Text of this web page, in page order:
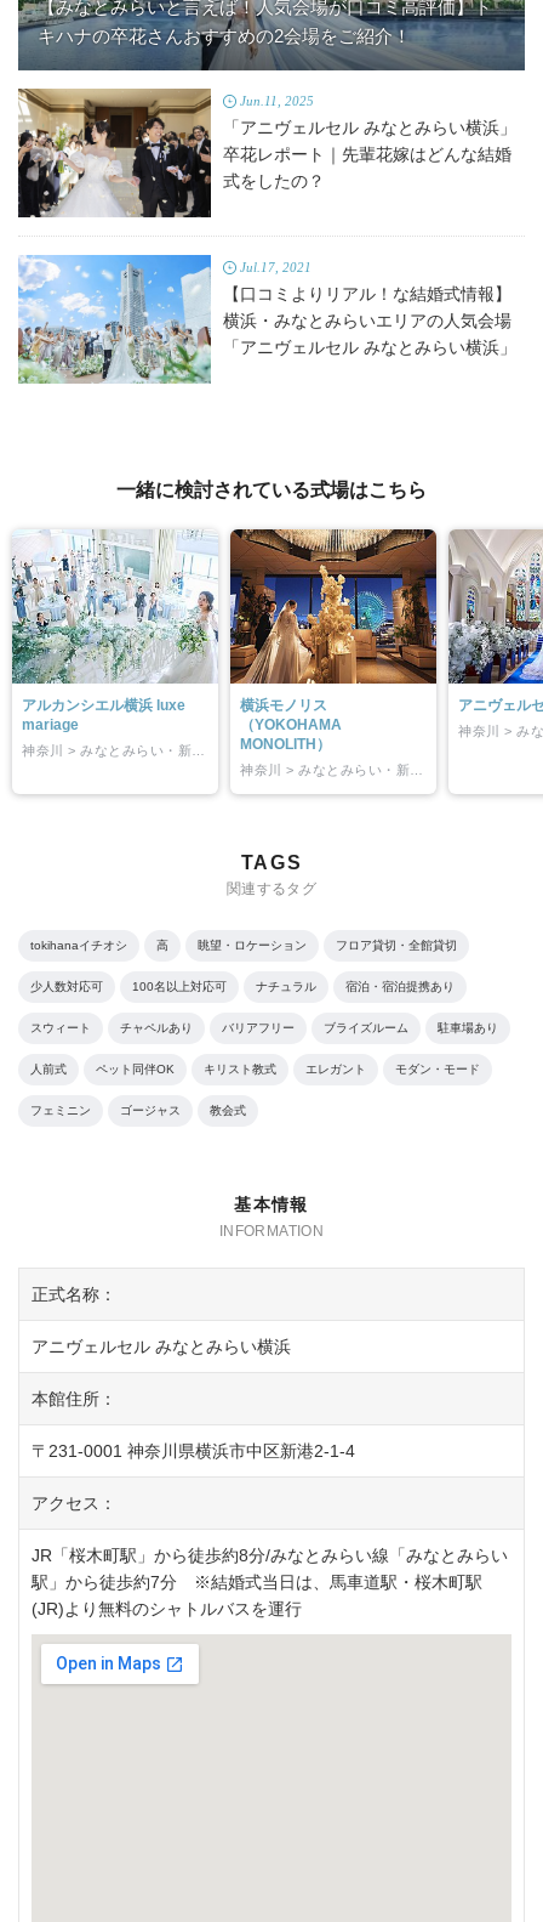
【みなとみらいと言えば！人気会場が口コミ高評価】ト
キハナの卒花さんおすすめの2会場をご紹介！
Jun.11, 2025
「アニヴェルセル みなとみらい横浜」
卒花レポート｜先輩花嫁はどんな結婚
式をしたの？
Jul.17, 2021
【口コミよりリアル！な結婚式情報】
横浜・みなとみらいエリアの人気会場
「アニヴェルセル みなとみらい横浜」
一緒に検討されている式場はこちら
アルカンシエル横浜 luxe
mariage
横浜モノリス
（YOKOHAMA
MONOLITH）
アニヴェル
TAGS
関連するタグ
tokihanaイチオシ 高 眺望・ロケーション フロア貸切・全館貸切
少人数対応可 100名以上対応可 ナチュラル 宿泊・宿泊提携あり
スウィート チャペルあり バリアフリー ブライズルーム 駐車場あり
人前式 ペット同伴OK キリスト教式 エレガント モダン・モード
フェミニン ゴージャス 教会式
基本情報
正式名称：
アニヴェルセル みなとみらい横浜
本館住所：
〒231-0001 神奈川県横浜市中区新港2-1-4
アクセス：
JR「桜木町駅」から徒歩約8分/みなとみらい線「みなとみらい
駅」から徒歩約7分 ※結婚式当日は、馬車道駅・桜木町駅
(JR)より無料のシャトルバスを運行